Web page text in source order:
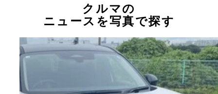
クルマの
ニュースを写真で探す